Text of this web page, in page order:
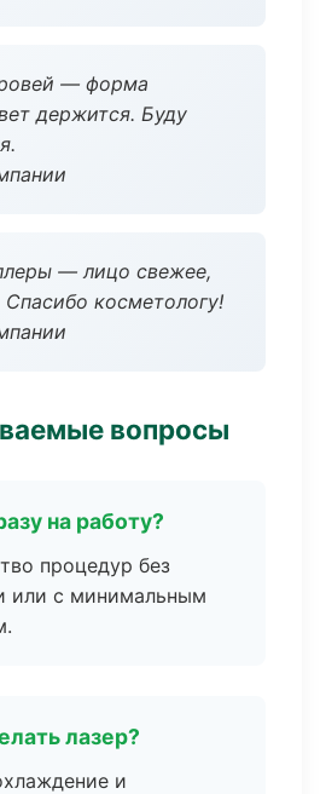
— форма
держится. Буду
— лицо свежее,
Спасибо косметологу!
вопросы
на работу?
процедур без
или с минимальным
лазер?
и